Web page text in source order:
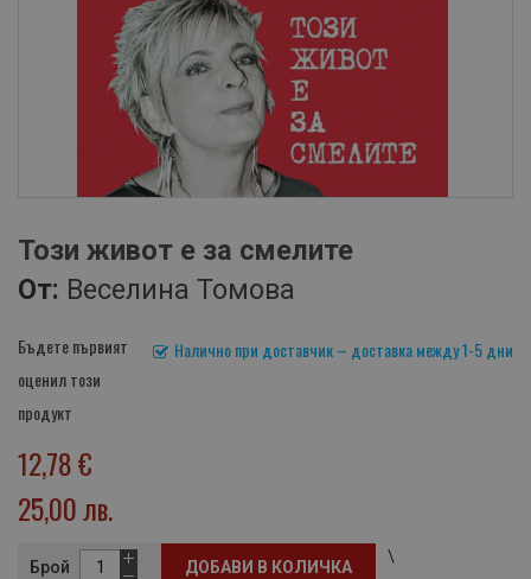
Този живот е за смелите
От: Веселина Томова
Налично при доставчик – доставка между 1-5 дни
Бъдете първият
оценил този
продукт
12,78 €
25,00 лв.
Брой ДОБАВИ В КОЛИЧКА
\